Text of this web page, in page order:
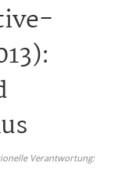
Verantwortung: